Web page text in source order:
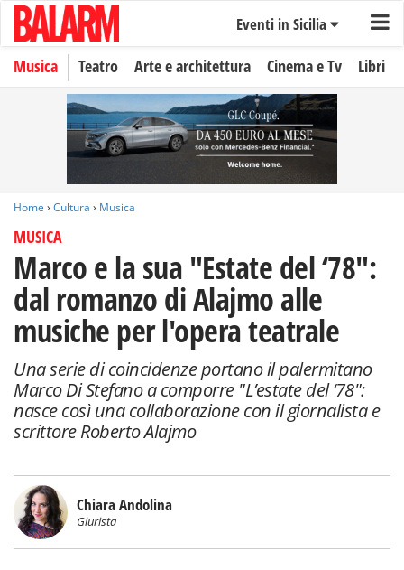
Eventi in Sicilia
Musica Teatro Arte e architettura Cinema e Tv Libri
Home › Cultura › Musica
MUSICA
Marco e la sua "Estate del ‘78":
dal romanzo di Alajmo alle
musiche per l'opera teatrale
Una serie di coincidenze portano il palermitano
Marco Di Stefano a comporre "L’estate del ‘78":
nasce così una collaborazione con il giornalista e
scrittore Roberto Alajmo
Chiara Andolina
Giurista